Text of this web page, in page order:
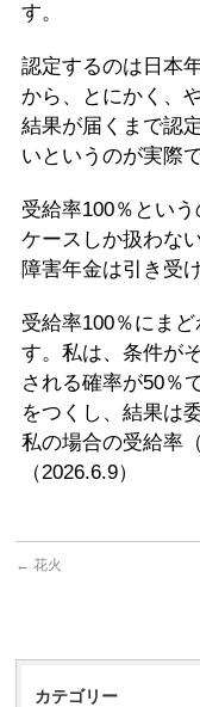
す。
認定するのは日本
から、とにかく、
結果が届くまで認
いというのが実際で
受給率100％とい
ケースしか扱わな
障害年金は引き受
受給率100％にま
す。私は、条件が
される確率が50％
をつくし、結果は
私の場合の受給率
（2026.6.9）
← 花火
カテゴリー